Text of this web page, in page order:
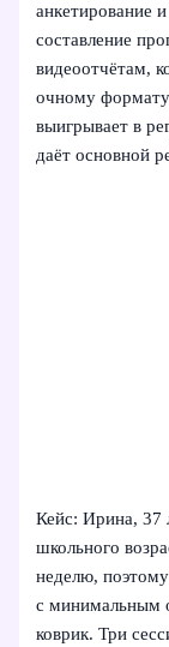
анкетирование
составление
видеоотчётам,
очному формату
выигрывает в
даёт основной
Кейс: Ирина, 37
школьного
неделю,
с минимальным
коврик. Три